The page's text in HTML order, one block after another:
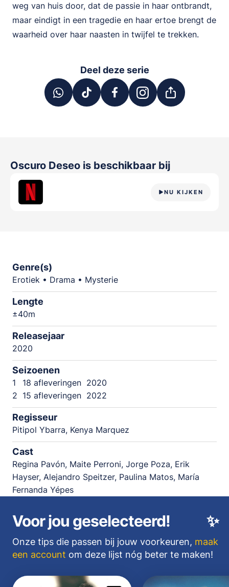
weg van huis door, dat de passie in haar ontbrandt,
maar eindigt in een tragedie en haar ertoe brengt de
waarheid over haar naasten in twijfel te trekken.
Deel deze serie
Oscuro Deseo is beschikbaar bij
NU KIJKEN
Genre(s)
Erotiek • Drama • Mysterie
Lengte
±40m
Releasejaar
2020
Seizoenen
1 18 afleveringen 2020
2 15 afleveringen 2022
Regisseur
Pitipol Ybarra, Kenya Marquez
Cast
Regina Pavón, Maite Perroni, Jorge Poza, Erik
Hayser, Alejandro Speitzer, Paulina Matos, María
Fernanda Yépes
✨
Voor jou geselecteerd!
Onze tips die passen bij jouw voorkeuren, maak
een account om deze lijst nóg beter te maken!